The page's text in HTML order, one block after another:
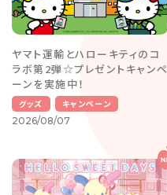
ヤマト運輸とハローキティのコ
ラボ第2弾☆プレゼントキャンペ
ーンを実施中！
グッズ
キャンペーン
2026/08/07